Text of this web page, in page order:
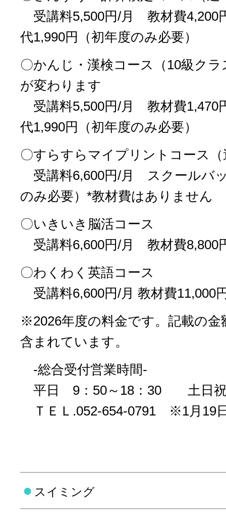
受講料5,500円/月 教材費4,200
代1,990円（初年度のみ必要）
〇かんじ・漢検コース（10級ク
が変わります
受講料5,500円/月 教材費1,470
代1,990円（初年度のみ必要）
〇すらすらマイプリントコース
受講料6,600円/月 スクールバ
のみ必要）*教材費はありません
〇いきいき脳活コース
受講料6,600円/月 教材費8,800
〇わくわく英語コース
受講料6,600円/月 教材費11,000
※2026年度の料金です。記載の金
含まれています。
-総合受付営業時間-
平日 9：50～18：30 土日
ＴＥＬ.052-654-0791 ※1月19